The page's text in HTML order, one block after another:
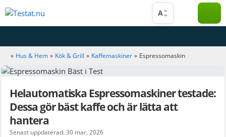
Hoppa
till
innehåll
A
» Hus & Hem » Kök & Grill » Kaffemaskiner » Espressomaskin
Helautomatiska Espressomaskiner testade:
Dessa gör bäst kaffe och är lätta att
hantera
Senast uppdaterad: 30 mar, 2026